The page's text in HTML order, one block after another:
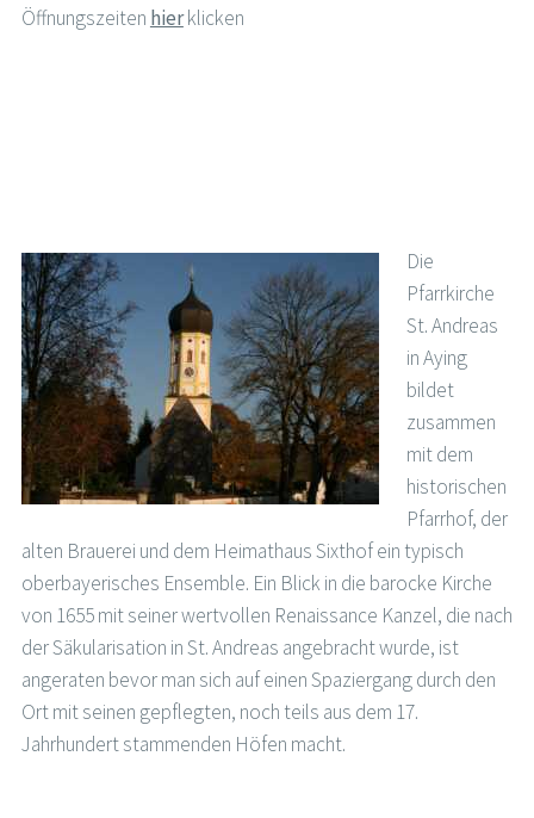
Öffnungszeiten hierklicken
Die
Pfarrkirche
St. Andreas
in Aying
bildet
zusammen
mit dem
historischen
Pfarrhof, der
alten Brauerei und dem Heimathaus Sixthof ein typisch
oberbayerisches Ensemble. Ein Blick in die barocke Kirche
von 1655 mit seiner wertvollen Renaissance Kanzel, die nach
der Säkularisation in St. Andreas angebracht wurde, ist
angeraten bevor man sich auf einen Spaziergang durch den
Ort mit seinen gepflegten, noch teils aus dem 17.
Jahrhundert stammenden Höfen macht.